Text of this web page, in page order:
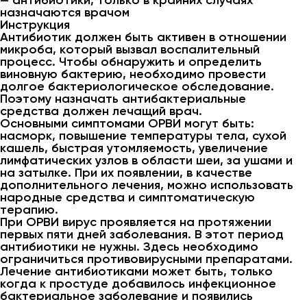
назначаются врачом
Инструкция
Антибиотик должен быть активен в отношении
микроба, который вызвал воспалительный
процесс. Чтобы обнаружить и определить
виновную бактерию, необходимо провести
долгое бактериологическое обследование.
Поэтому назначать антибактериальные
средства должен лечащий врач.
Основными симптомами ОРВИ могут быть:
насморк, повышение температуры тела, сухой
кашель, быстрая утомляемость, увеличение
лимфатических узлов в области шеи, за ушами и
на затылке. При их появлении, в качестве
дополнительного лечения, можно использовать
народные средства и симптоматическую
терапию.
При ОРВИ вирус проявляется на протяжении
первых пяти дней заболевания. В этот период
антибиотики не нужны. Здесь необходимо
ограничиться противовирусными препаратами.
Лечение антибиотиками может быть, только
когда к простуде добавилось инфекционное
бактериальное заболевание и появились